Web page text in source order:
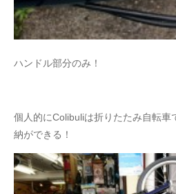
ハンドル部分のみ！
個人的にColibuliは折りたたみ自転車
納ができる！